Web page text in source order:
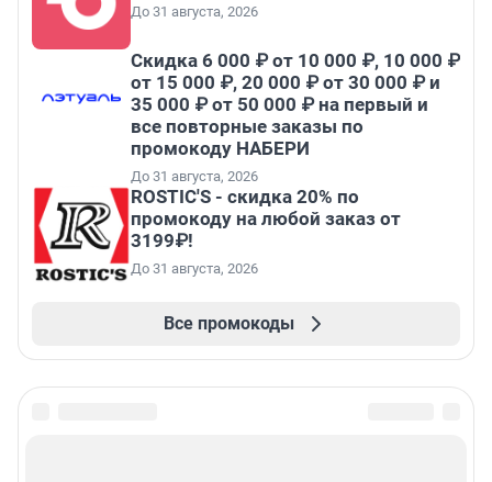
До 31 августа, 2026
Скидка 6 000 ₽ от 10 000 ₽, 10 000 ₽
от 15 000 ₽, 20 000 ₽ от 30 000 ₽ и
35 000 ₽ от 50 000 ₽ на первый и
все повторные заказы по
промокоду НАБЕРИ
До 31 августа, 2026
ROSTIC'S - скидка 20% по
промокоду на любой заказ от
3199₽!
До 31 августа, 2026
Все промокоды